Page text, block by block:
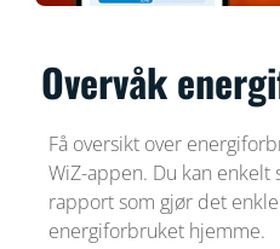
Overvåk
Få oversikt over
WiZ-appen. Du kan
rapport som gjør det
energiforbruket hjemme.